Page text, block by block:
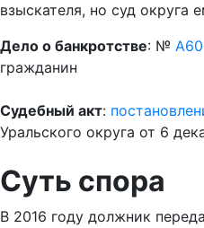
взыскателя, но суд округа
Дело о банкротстве: №
гражданин
Судебный акт:
Уральского округа от 6
Суть спора
В 2016 году должник